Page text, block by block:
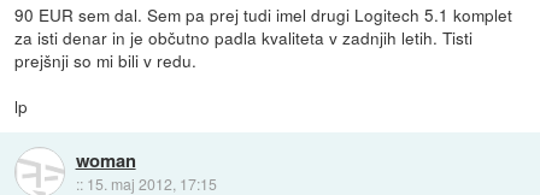
90 EUR sem dal. Sem pa prej tudi imel drugi Logitech 5.1 komplet
za isti denar in je občutno padla kvaliteta v zadnjih letih. Tisti
prejšnji so mi bili v redu.
lp
woman
:: 15. maj 2012, 17:15